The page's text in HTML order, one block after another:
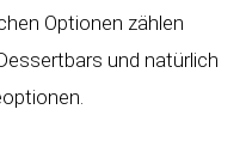
Optionen zählen
und natürlich